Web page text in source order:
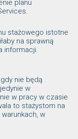
planu
stażowego istotne
na sprawną
informacji.
nie będą
w
w pracy w czasie
to stażystom na
w